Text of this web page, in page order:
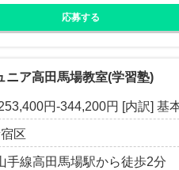
応募する
ニア高田馬場教室(学習塾)
円-344,200円 [内訳] 基
区
手線高田馬場駅から徒歩2分